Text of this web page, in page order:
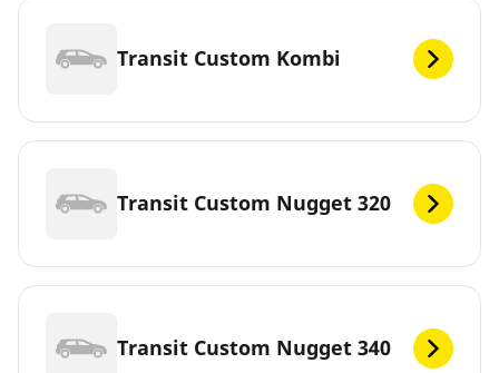
Transit Custom Kombi
Transit Custom Nugget 320
Transit Custom Nugget 340